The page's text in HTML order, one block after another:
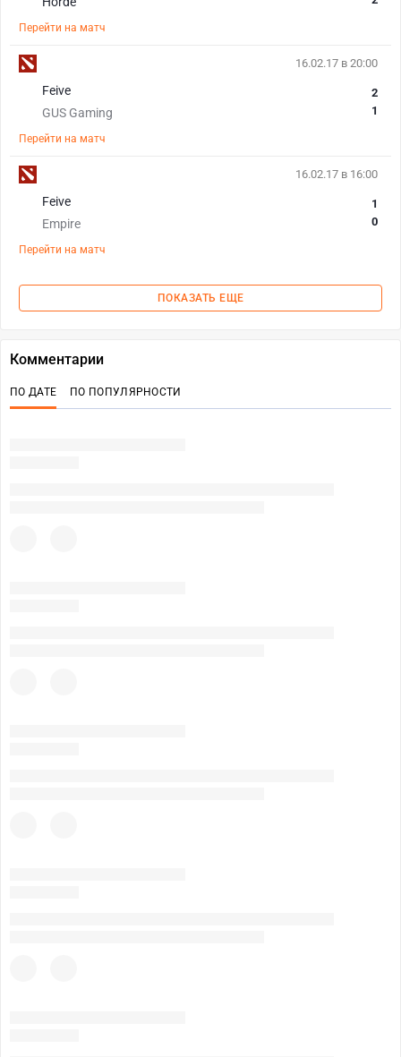
Перейти на матч
16.02.17 в 20:00
Feive
GUS Gaming
2
1
Перейти на матч
16.02.17 в 16:00
Feive
Empire
1
0
Перейти на матч
ПОКАЗАТЬ ЕЩЕ
Комментарии
ПО ДАТЕ ПО ПОПУЛЯРНОСТИ